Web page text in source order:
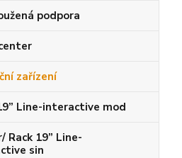
podpora
zařízení
Line-interactive mod
Rack 19” Line-
sin